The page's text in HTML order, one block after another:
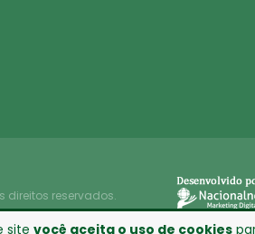
site você aceita o uso de cookies
direitos reservados.